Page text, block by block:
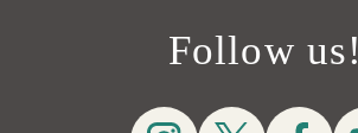
Follow us!